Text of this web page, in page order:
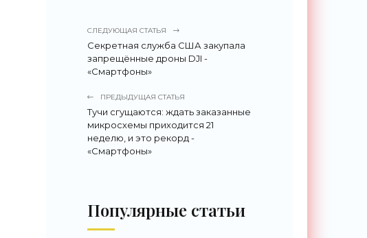
СЛЕДУЮЩАЯ СТАТЬЯ
Секретная служба США закупала
запрещённые дроны DJI -
«Смартфоны»
ПРЕДЫДУЩАЯ СТАТЬЯ
Тучи сгущаются: ждать заказанные
микросхемы приходится 21
неделю, и это рекорд -
«Смартфоны»
Популярные статьи